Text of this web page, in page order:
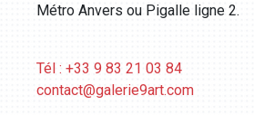
Métro Anvers ou Pigalle ligne 2.
Tél : +33 9 83 21 03 84
contact@galerie9art.com